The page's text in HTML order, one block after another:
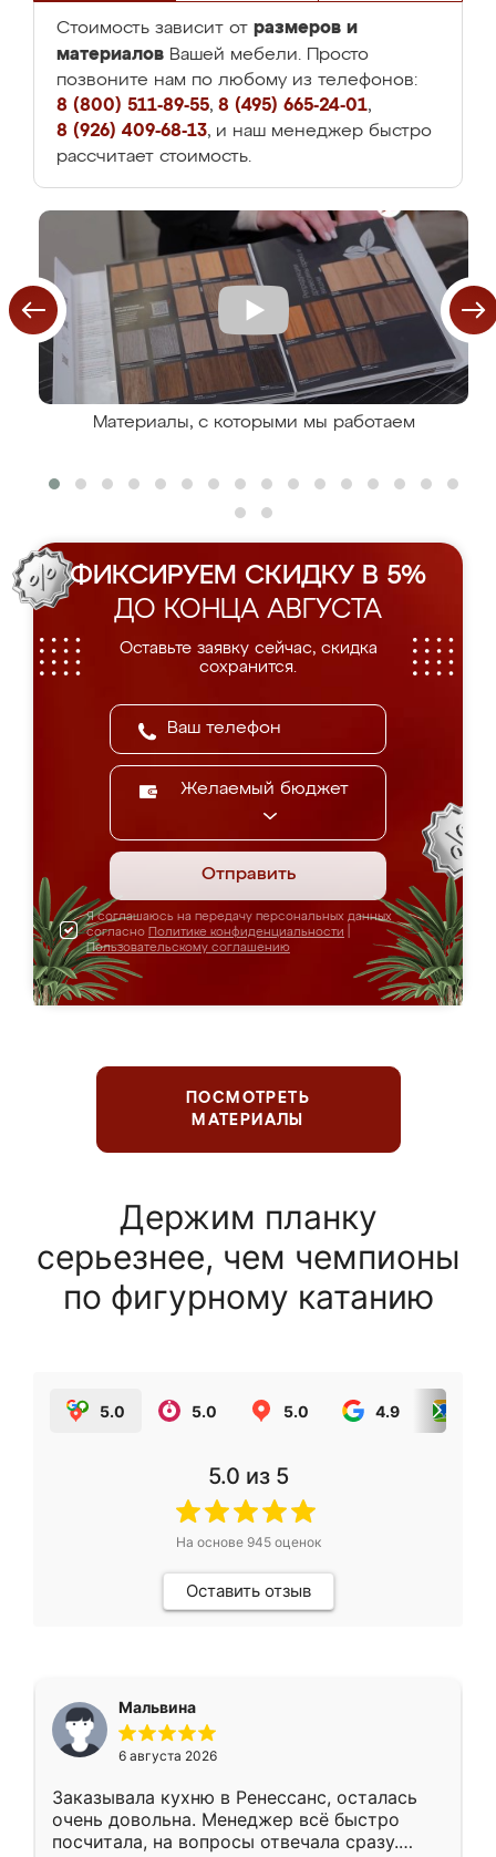
Стоимость зависит от размеров и
материалов Вашей мебели. Просто
позвоните нам по любому из телефонов:
8 (800) 511-89-55, 8 (495) 665-24-01,
8 (926) 409-68-13, и наш менеджер быстро
рассчитает стоимость.
Материалы, с которыми мы работаем
ФИКСИРУЕМ СКИДКУ В 5%
ДО КОНЦА АВГУСТА
Оставьте заявку сейчас, скидка
сохранится.
Желаемый бюджет
Отправить
Я соглашаюсь на передачу персональных данных
согласно Политике конфиденциальности
Пользовательскому соглашению
ПОСМОТРЕТЬ
МАТЕРИАЛЫ
Держим планку
серьезнее, чем чемпионы
по фигурному катанию
5.0 5.0 5.0 4.9
5.0 из 5
На основе 945оценок
Оставить отзыв
Мальвина
6 августа 2026
Заказывала кухню в Ренессанс, осталась
очень довольна. Менеджер всё быстро
посчитала, на вопросы отвечала сразу.